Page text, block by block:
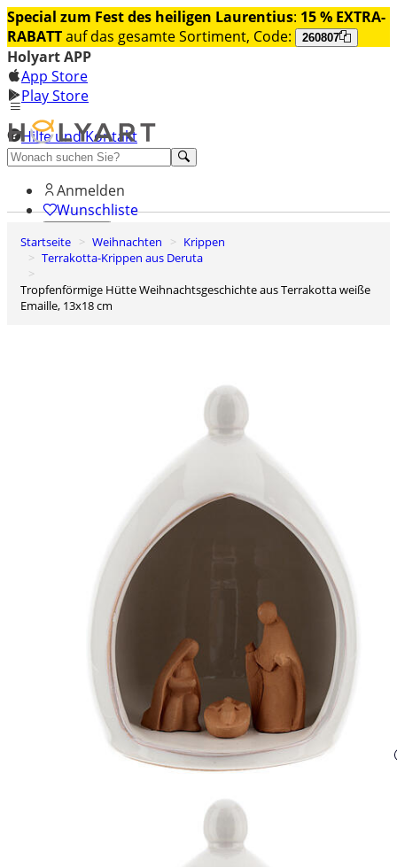
Special zum Fest des heiligen Laurentius: 15 % EXTRA-
RABATTauf das gesamte Sortiment, Code: 260807
Holyart APP
App Store
Play Store
Hilfe und Kontakt
Entdecken Sie Premium
Anmelden
Wunschliste
0
Warenkorb
Startseite Weihnachten
Krippen
Terrakotta-Krippen aus Deruta
Tropfenförmige Hütte Weihnachtsgeschichte aus Terrakotta weiße
Emaille, 13x18 cm